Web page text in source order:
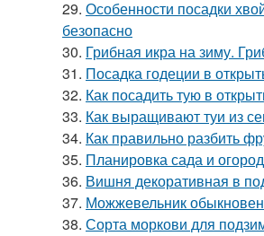
29. Особенности посадки
безопасно
30. Грибная икра на зиму.
31. Посадка годеции в
32. Как посадить тую в
33. Как выращивают туи из
34. Как правильно разбить
35. Планировка сада и
36. Вишня декоративная в
37. Можжевельник
38. Сорта моркови для